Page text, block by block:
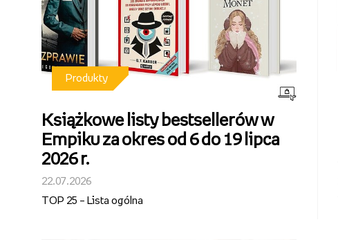
Produkty
Książkowe listy bestsellerów w
Empiku za okres od 6 do 19 lipca
2026 r.
22.07.2026
TOP 25 – Lista ogólna